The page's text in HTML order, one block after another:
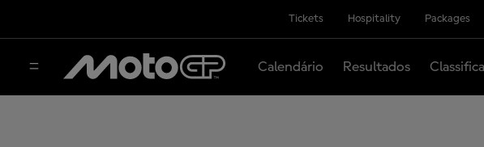
Tickets Hospitality Packages
Calendário Resultados